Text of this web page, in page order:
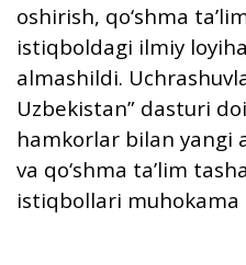
oshirish, qo‘shma
istiqboldagi ilmiy
almashildi.
Uzbekistan” dasturi
hamkorlar bilan yangi
va qo‘shma ta’lim
istiqbollari muhokama